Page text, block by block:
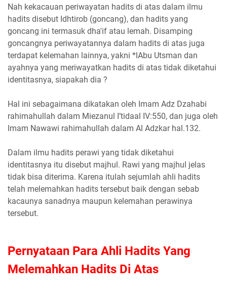
Nah kekacauan periwayatan hadits di atas dalam ilmu
hadits disebut Idhtirob (goncang), dan hadits yang
goncang ini termasuk dha'if atau lemah. Disamping
goncangnya periwayatannya dalam hadits di atas juga
terdapat kelemahan lainnya, yakni *lAbu Utsman dan
ayahnya yang meriwayatkan hadits di atas tidak diketahui
identitasnya, siapakah dia ?
Hal ini sebagaimana dikatakan oleh Imam Adz Dzahabi
rahimahullah dalam Miezanul I’tidaal IV:550, dan juga oleh
Imam Nawawi rahimahullah dalam Al Adzkar hal.132.
Dalam ilmu hadits perawi yang tidak diketahui
identitasnya itu disebut majhul. Rawi yang majhul jelas
tidak bisa diterima. Karena itulah sejumlah ahli hadits
telah melemahkan hadits tersebut baik dengan sebab
kacaunya sanadnya maupun kelemahan perawinya
tersebut.
Pernyataan Para Ahli Hadits Yang
Melemahkan Hadits Di Atas